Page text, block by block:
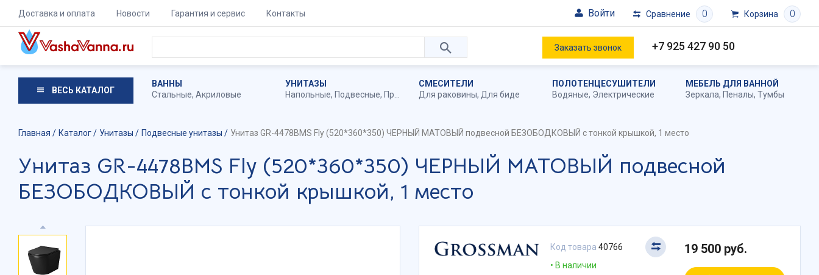
Доставка и оплата Новости Гарантия и сервис Контакты Войти Сравнение 0 Корзина 0
Заказать звонок +7 925 427 90 50
ВЕСЬ КАТАЛОГ
ВАННЫ
Стальные, Акриловые
УНИТАЗЫ
Напольные, Подвесные, Приставные
СМЕСИТЕЛИ
Для раковины, Для биде
ПОЛОТЕНЦЕСУШИТЕЛИ
Водяные, Электрические
МЕБЕЛЬ ДЛЯ ВАННОЙ
Зеркала, Пеналы, Тумбы
Главная Каталог Унитазы Подвесные унитазы Унитаз GR-4478BMS Fly (520*360*350) ЧЕРНЫЙ МАТОВЫЙ подвесной БЕЗОБОДКОВЫЙ с тонкой крышкой, 1 место
Унитаз GR-4478BMS Fly (520*360*350) ЧЕРНЫЙ МАТОВЫЙ подвесной
БЕЗОБОДКОВЫЙ с тонкой крышкой, 1 место
Код товара 40766
В наличии
19 500 руб.